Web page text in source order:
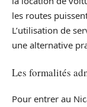
les routes
L’utilisation de
une alternative
Les formalités
Pour entrer au